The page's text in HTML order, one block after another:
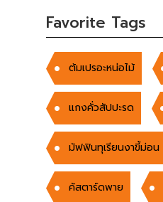
Favorite Tags
ต้มเปรอะหน่อไม้
แกงคั่วสัปปะรด
มัฟฟินทุเรียนงาขี้ม่อน
คัสตาร์ดพาย